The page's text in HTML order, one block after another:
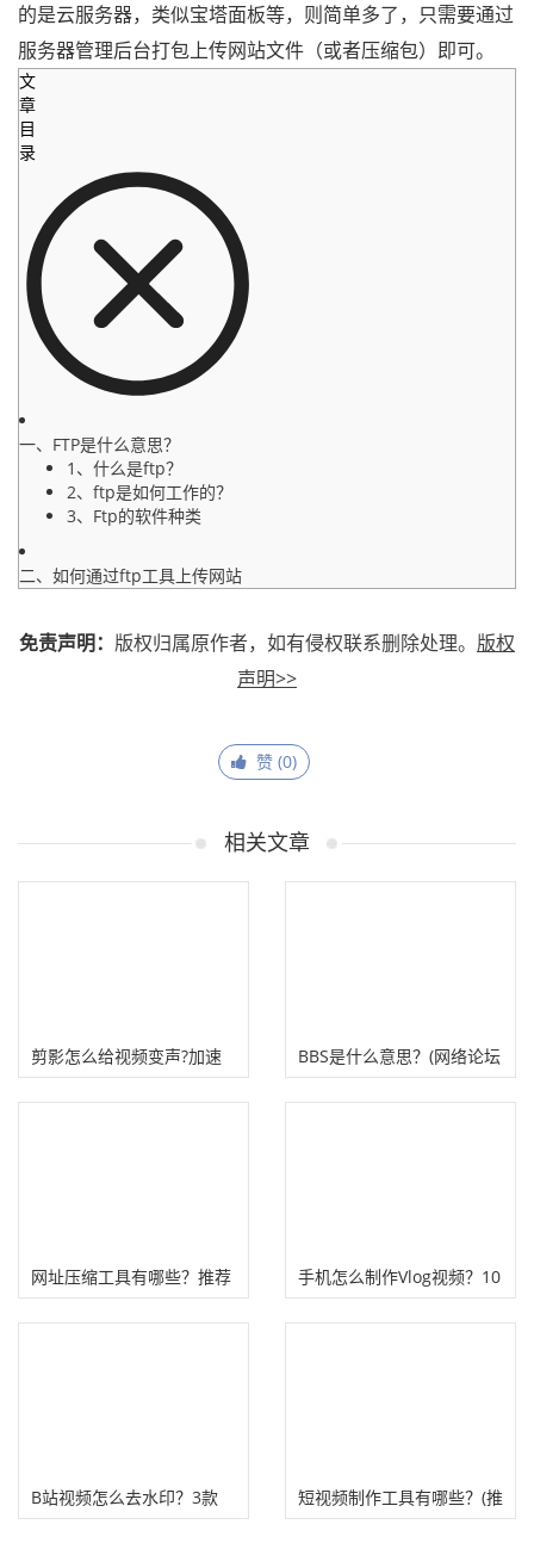
的是云服务器，类似宝塔面板等，则简单多了，只需要通过
服务器管理后台打包上传网站文件（或者压缩包）即可。
文
章
目
录
一、FTP是什么意思？
1、什么是ftp？
2、ftp是如何工作的？
3、Ftp的软件种类
二、如何通过ftp工具上传网站
免责声明： 版权归属原作者，如有侵权联系删除处理。 版权
声明>>
赞 (0)
相关文章
剪影怎么给视频变声?加速
设封面!
BBS是什么意思？(网络论坛
为什么衰落、被淘汰）
网址压缩工具有哪些？推荐
六款在线图片压缩工具！
手机怎么制作Vlog视频？10
款热门vlog工具！
B站视频怎么去水印？3款
短视频制作工具有哪些？(推